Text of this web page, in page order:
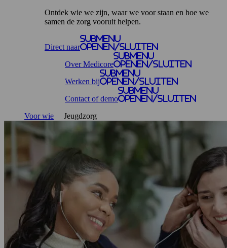
Ontdek wie we zijn, waar we voor staan en hoe we
samen de zorg vooruit helpen.
Direct naar
Submenu
openen/sluiten
Over Medicore
Submenu
openen/sluiten
Werken bij
Submenu
openen/sluiten
Contact of demo
Submenu
openen/sluiten
Voor wie Jeugdzorg